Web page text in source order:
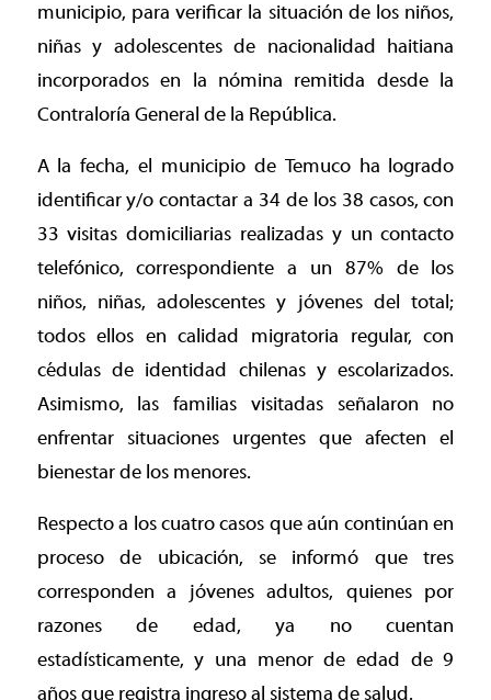
municipio, para verificar la situación de los niños,
niñas y adolescentes de nacionalidad haitiana
incorporados en la nómina remitida desde la
Contraloría General de la República.
A la fecha, el municipio de Temuco ha logrado
identificar y/o contactar a 34 de los 38 casos, con
33 visitas domiciliarias realizadas y un contacto
telefónico, correspondiente a un 87% de los
niños, niñas, adolescentes y jóvenes del total;
todos ellos en calidad migratoria regular, con
cédulas de identidad chilenas y escolarizados.
Asimismo, las familias visitadas señalaron no
enfrentar situaciones urgentes que afecten el
bienestar de los menores.
Respecto a los cuatro casos que aún continúan en
proceso de ubicación, se informó que tres
corresponden a jóvenes adultos, quienes por
razones de edad, ya no cuentan
estadísticamente, y una menor de edad de 9
años que registra ingreso al sistema de salud.